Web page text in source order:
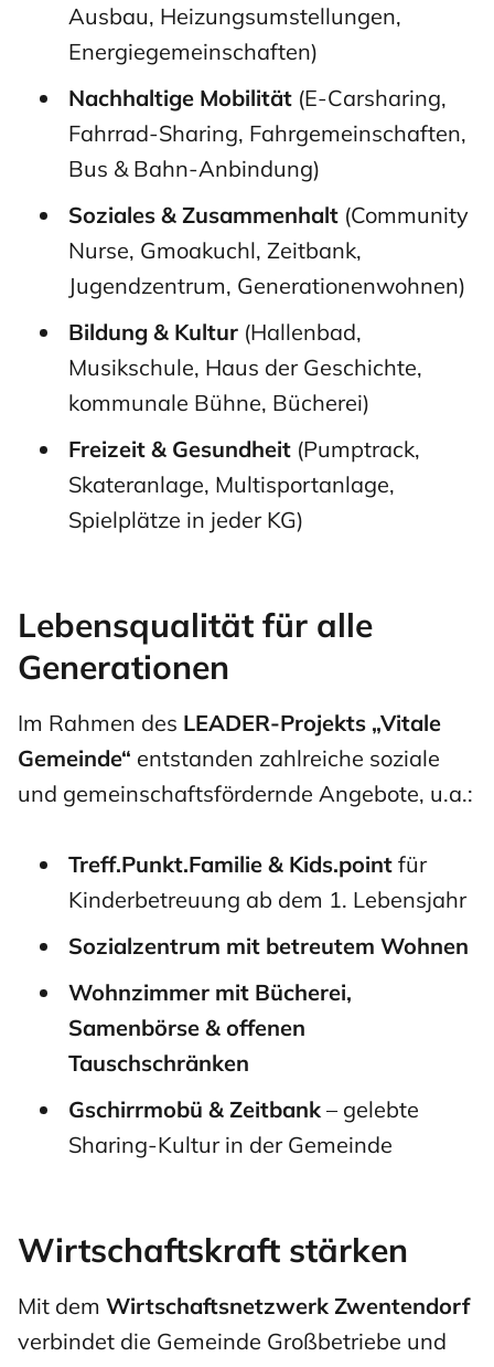
Ausbau, Heizungsumstellungen,
Energiegemeinschaften)
Nachhaltige Mobilität (E-Carsharing,
Fahrrad-Sharing, Fahrgemeinschaften,
Bus & Bahn-Anbindung)
Soziales & Zusammenhalt (Community
Nurse, Gmoakuchl, Zeitbank,
Jugendzentrum, Generationenwohnen)
Bildung & Kultur (Hallenbad,
Musikschule, Haus der Geschichte,
kommunale Bühne, Bücherei)
Freizeit & Gesundheit (Pumptrack,
Skateranlage, Multisportanlage,
Spielplätze in jeder KG)
Lebensqualität für alle
Generationen
Im Rahmen des LEADER-Projekts „Vitale
Gemeinde“ entstanden zahlreiche soziale
und gemeinschaftsfördernde Angebote, u.a.:
Treff.Punkt.Familie & Kids.point für
Kinderbetreuung ab dem 1. Lebensjahr
Sozialzentrum mit betreutem Wohnen
Wohnzimmer mit Bücherei,
Samenbörse & offenen
Tauschschränken
Gschirrmobü & Zeitbank – gelebte
Sharing-Kultur in der Gemeinde
Wirtschaftskraft stärken
Mit dem Wirtschaftsnetzwerk Zwentendorf
verbindet die Gemeinde Großbetriebe und